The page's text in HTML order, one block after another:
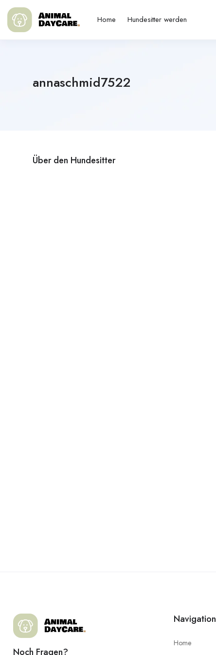
Home Hundesitter werden
annaschmid7522
Über den Hundesitter
Noch Fragen?
Navigation
Home